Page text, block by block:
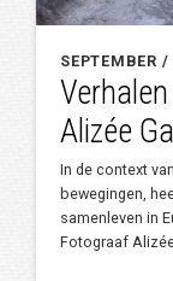
SEPTEMBER /
Alizée
In de context
bewegingen,
samenleven in
Fotograaf